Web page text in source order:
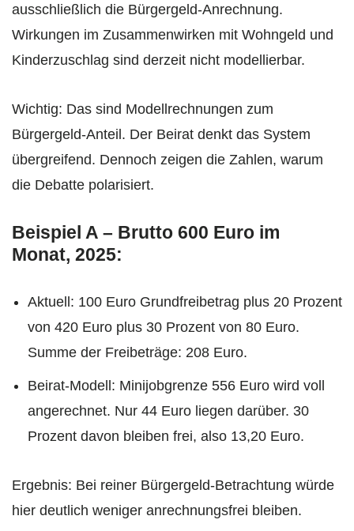
ausschließlich die Bürgergeld-Anrechnung.
Wirkungen im Zusammenwirken mit Wohngeld und
Kinderzuschlag sind derzeit nicht modellierbar.
Wichtig: Das sind Modellrechnungen zum
Bürgergeld-Anteil. Der Beirat denkt das System
übergreifend. Dennoch zeigen die Zahlen, warum
die Debatte polarisiert.
Beispiel A – Brutto 600 Euro im
Monat, 2025:
Aktuell: 100 Euro Grundfreibetrag plus 20 Prozent
von 420 Euro plus 30 Prozent von 80 Euro.
Summe der Freibeträge: 208 Euro.
Beirat-Modell: Minijobgrenze 556 Euro wird voll
angerechnet. Nur 44 Euro liegen darüber. 30
Prozent davon bleiben frei, also 13,20 Euro.
Ergebnis: Bei reiner Bürgergeld-Betrachtung würde
hier deutlich weniger anrechnungsfrei bleiben.